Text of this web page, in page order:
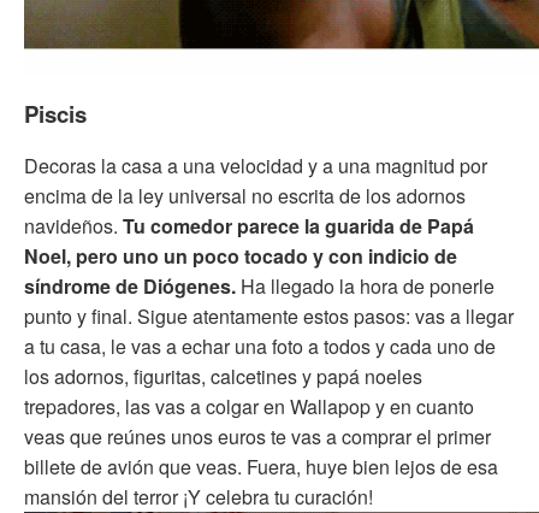
Piscis
Decoras la casa a una velocidad y a una magnitud por
encima de la ley universal no escrita de los adornos
navideños. Tu comedor parece la guarida de Papá
Noel, pero uno un poco tocado y con indicio de
síndrome de Diógenes. Ha llegado la hora de ponerle
punto y final. Sigue atentamente estos pasos: vas a llegar
a tu casa, le vas a echar una foto a todos y cada uno de
los adornos, figuritas, calcetines y papá noeles
trepadores, las vas a colgar en Wallapop y en cuanto
veas que reúnes unos euros te vas a comprar el primer
billete de avión que veas. Fuera, huye bien lejos de esa
mansión del terror ¡Y celebra tu curación!